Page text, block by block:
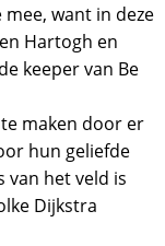
want in deze
Hartogh en
keeper van Be
maken door er
hun geliefde
van het veld is
Dijkstra